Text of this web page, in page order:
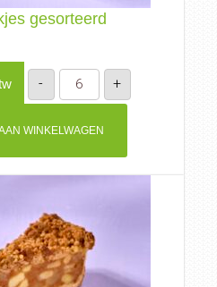
gesorteerd
-
Mini
gebakjes
gesorteerd
+
WINKELWAGEN